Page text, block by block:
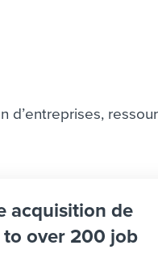
d’entreprises,
acquisition de
over 200 job